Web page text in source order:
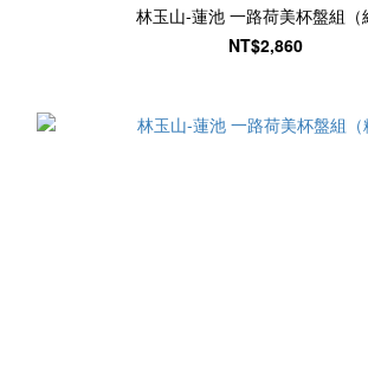
林玉山-蓮池 一路荷美杯盤組（
NT$2,860